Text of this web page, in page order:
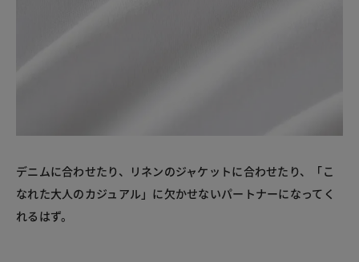
デニムに合わせたり、リネンのジャケットに合わせたり、「こ
なれた大人のカジュアル」に欠かせないパートナーになってく
れるはず。